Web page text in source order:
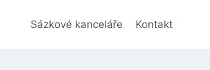
Sázkové kanceláře Kontakt